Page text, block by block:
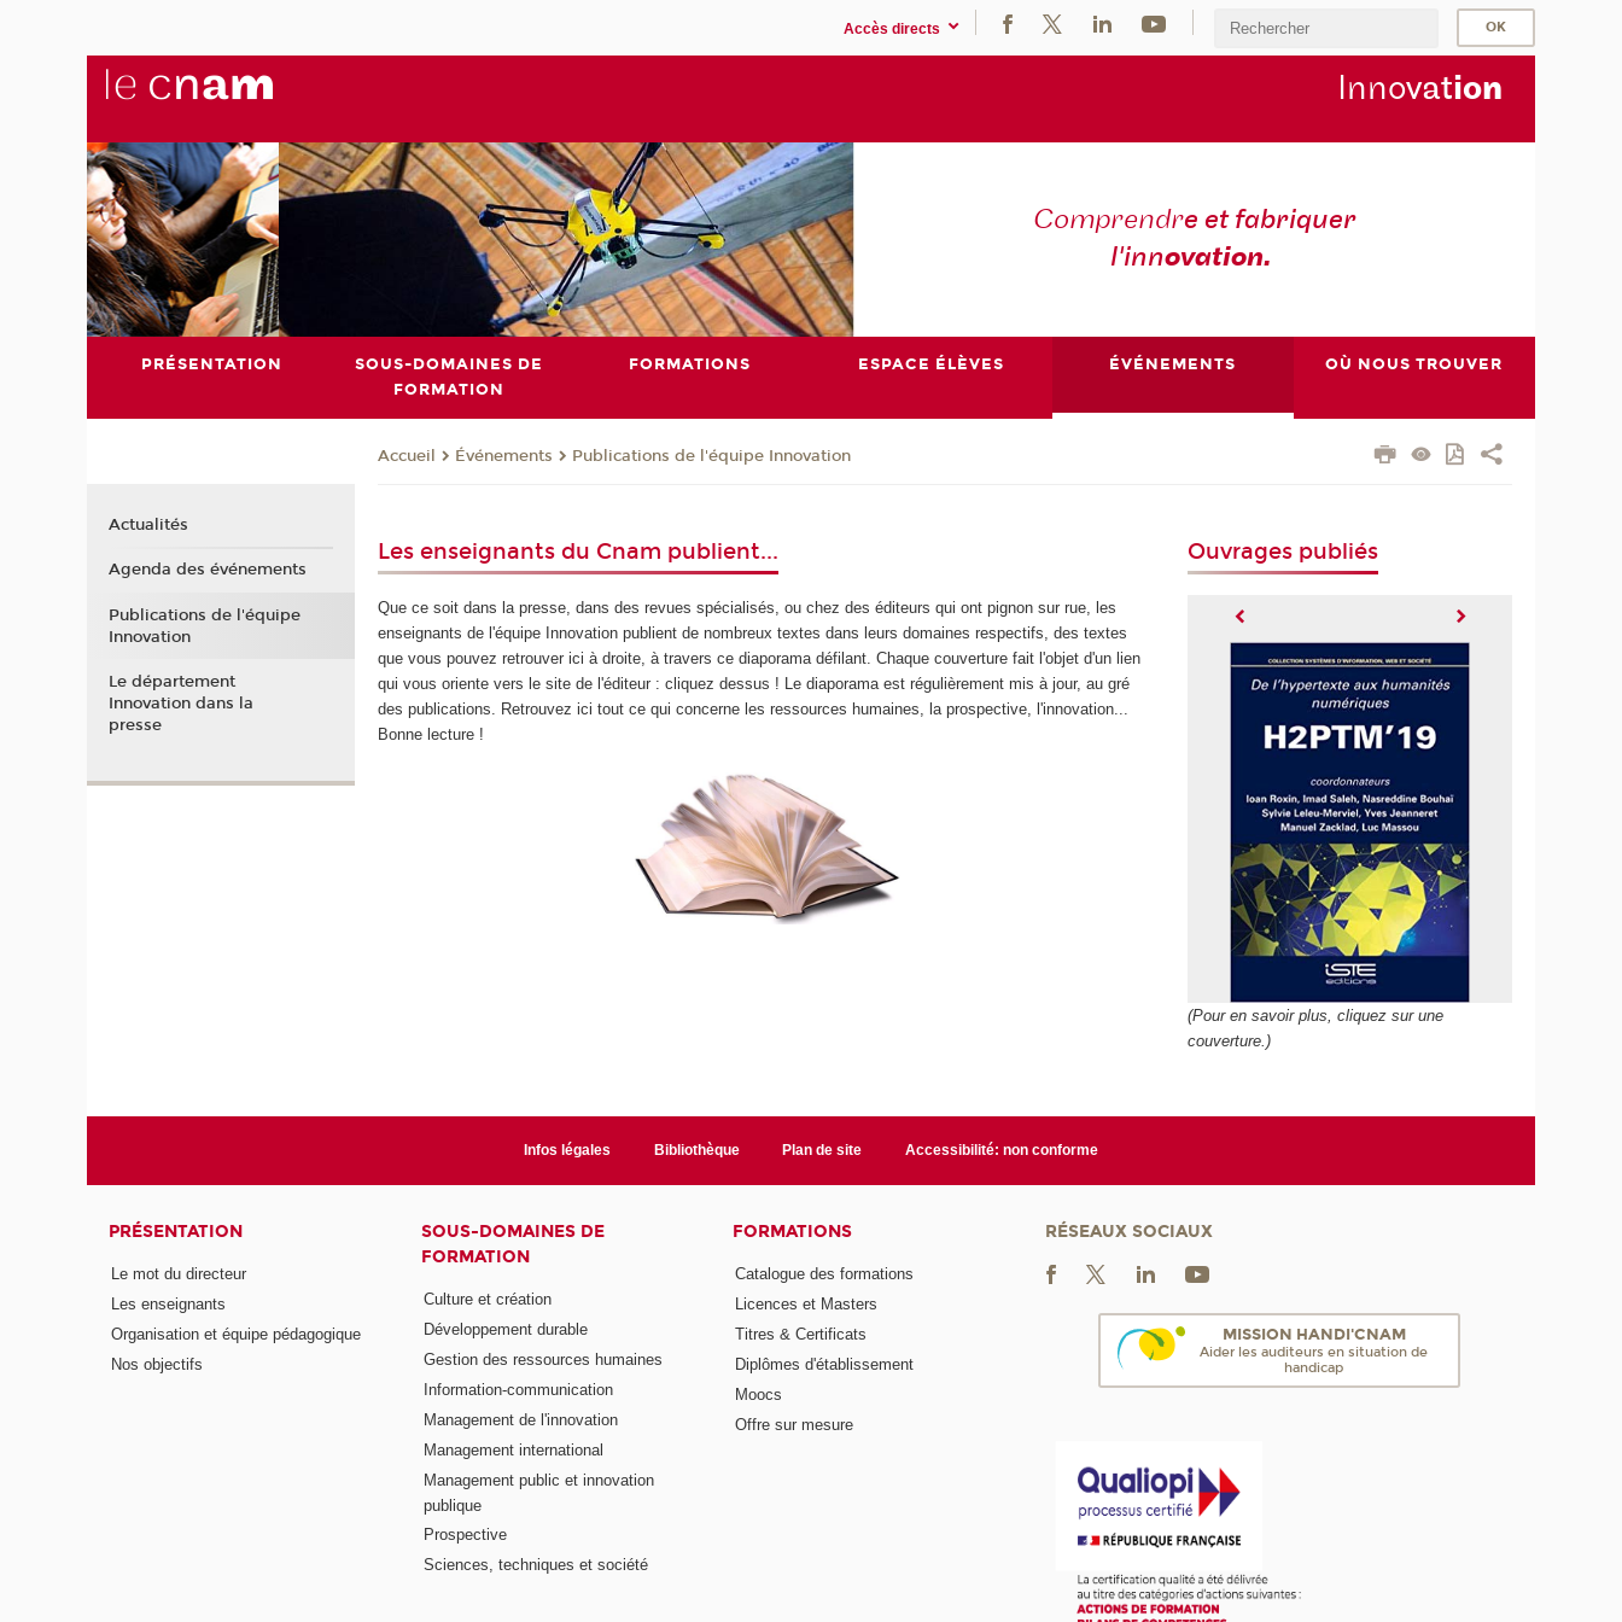
Accès directs
Innovation
Comprendre et fabriquer
l'innovation.
PRÉSENTATION
SOUS-DOMAINES DE
FORMATION
FORMATIONS ESPACE ÉLÈVES ÉVÉNEMENTS OÙ NOUS TROUVER
Accueil Événements Publications de l'équipe Innovation
Les enseignants du Cnam publient...
Que ce soit dans la presse, dans des revues spécialisés, ou chez des éditeurs qui ont pignon sur rue, les
enseignants de l'équipe Innovation publient de nombreux textes dans leurs domaines respectifs, des textes
que vous pouvez retrouver ici à droite, à travers ce diaporama défilant. Chaque couverture fait l'objet d'un lien
qui vous oriente vers le site de l'éditeur : cliquez dessus ! Le diaporama est régulièrement mis à jour, au gré
des publications. Retrouvez ici tout ce qui concerne les ressources humaines, la prospective, l'innovation...
Bonne lecture !
Ouvrages publiés
(Pour en savoir plus, cliquez sur une
couverture.)
Actualités
Agenda des événements
Publications de l'équipe
Innovation
Le département
Innovation dans la
presse
Infos légales Bibliothèque Plan de site Accessibilité: non conforme
PRÉSENTATION
Le mot du directeur
Les enseignants
Organisation et équipe pédagogique
Nos objectifs
SOUS-DOMAINES DE
FORMATION
Culture et création
Développement durable
Gestion des ressources humaines
Information-communication
Management de l'innovation
Management international
Management public et innovation
publique
Prospective
Sciences, techniques et société
FORMATIONS
Catalogue des formations
Licences et Masters
Titres & Certificats
Diplômes d'établissement
Moocs
Offre sur mesure
RÉSEAUX SOCIAUX
MISSION HANDI'CNAM
Aider les auditeurs en situation de
handicap